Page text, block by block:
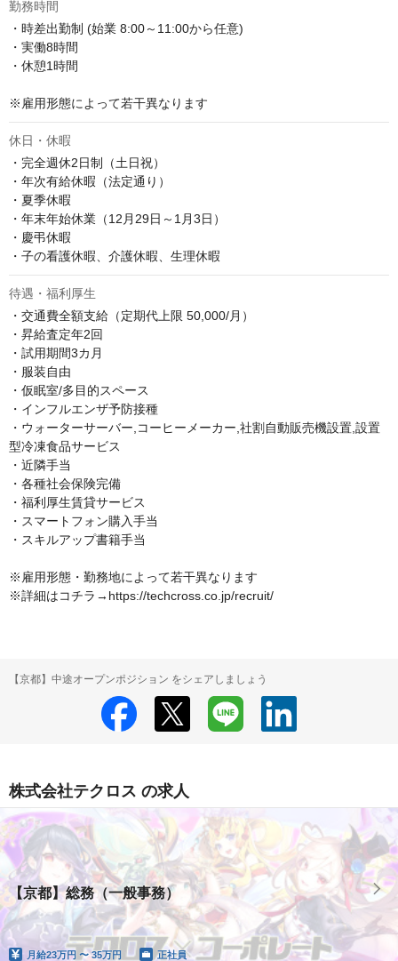
勤務時間
・時差出勤制 (始業 8:00～11:00から任意)
・実働8時間
・休憩1時間
※雇用形態によって若干異なります
休日・休暇
・完全週休2日制（土日祝）
・年次有給休暇（法定通り）
・夏季休暇
・年末年始休業（12月29日～1月3日）
・慶弔休暇
・子の看護休暇、介護休暇、生理休暇
待遇・福利厚生
・交通費全額支給（定期代上限 50,000/月）
・昇給査定年2回
・試用期間3カ月
・服装自由
・仮眠室/多目的スペース
・インフルエンザ予防接種
・ウォーターサーバー,コーヒーメーカー,社割自動販売機設置,設置
型冷凍食品サービス
・近隣手当
・各種社会保険完備
・福利厚生賃貸サービス
・スマートフォン購入手当
・スキルアップ書籍手当
※雇用形態・勤務地によって若干異なります
※詳細はコチラ→https://techcross.co.jp/recruit/
【京都】中途オープンポジション をシェアしましょう
株式会社テクロス の求人
【京都】総務（一般事務）
月給23万円 〜 35万円 正社員